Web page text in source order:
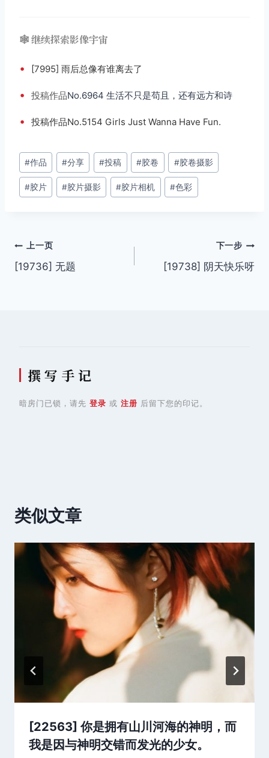
🕸️ 继续探索影像宇宙
• [7995] 雨后总像有谁离去了
• 投稿作品No.6964 生活不只是苟且，还有远方和诗
• 投稿作品No.5154 Girls Just Wanna Have Fun.
文
章
标
#作品 #分享 #投稿 #胶卷 #胶卷摄影
#胶片 #胶片摄影 #胶片相机 #色彩
文
章
上一页
[19736] 无题
下一步
[19738] 阴天快乐呀
撰 写 手 记
暗房门已锁，请先 登录 或 注册 后留下您的印记。
类似文章
[22563] 你是拥有山川河海的神明，而
我是因与神明交错而发光的少女。